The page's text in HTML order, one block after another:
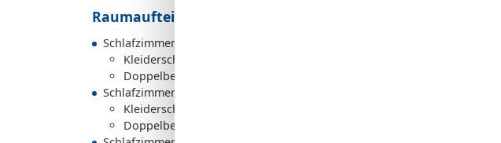
Raumaufteilung
Schlafzimmer, 2 Personen
Kleiderschrank
Doppelbett
Schlafzimmer, 2 Personen
Kleiderschrank
Doppelbett